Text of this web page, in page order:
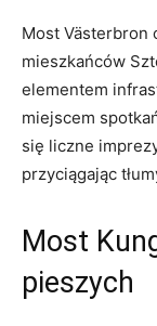
Most Västerbron
mieszkańców
⁢elementem
miejscem
się liczne
przyciągając
Most
pieszych